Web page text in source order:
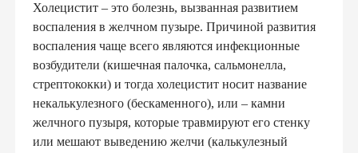
Холецистит – это болезнь, вызванная развитием
воспаления в желчном пузыре. Причиной развития
воспаления чаще всего являются инфекционные
возбудители (кишечная палочка, сальмонелла,
стрептококки) и тогда холецистит носит название
некалькулезного (бескаменного), или – камни
желчного пузыря, которые травмируют его стенку
или мешают выведению желчи (калькулезный